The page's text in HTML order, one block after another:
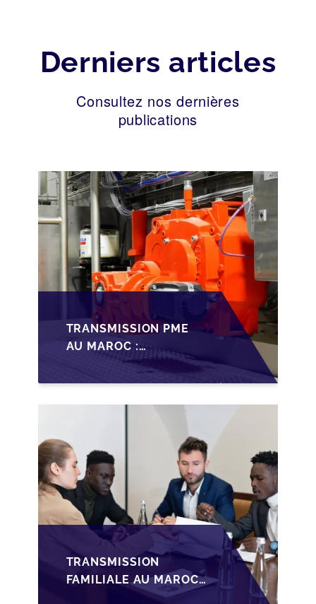
Derniers articles
Consultez nos dernières
publications
TRANSMISSION PME
AU MAROC :
PRÉPARATIONS CLÉS
POUR LES
TRANSMISSION
FAMILIALE AU MAROC :